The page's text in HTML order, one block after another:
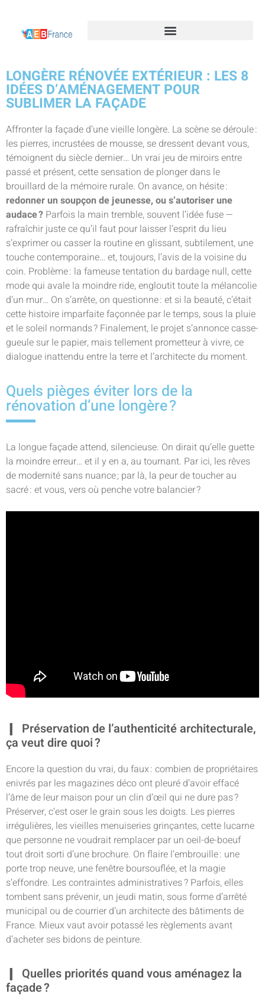
LONGÈRE RÉNOVÉE EXTÉRIEUR : LES 8
IDÉES D’AMÉNAGEMENT POUR
SUBLIMER LA FAÇADE
Affronter la façade d’une vieille longère. La scène se déroule :
les pierres, incrustées de mousse, se dressent devant vous,
témoignent du siècle dernier… Un vrai jeu de miroirs entre
passé et présent, cette sensation de plonger dans le
brouillard de la mémoire rurale. On avance, on hésite :
redonner un soupçon de jeunesse, ou s’autoriser une
audace ? Parfois la main tremble, souvent l’idée fuse —
rafraîchir juste ce qu’il faut pour laisser l’esprit du lieu
s’exprimer ou casser la routine en glissant, subtilement, une
touche contemporaine… et, toujours, l’avis de la voisine du
coin. Problème : la fameuse tentation du bardage null, cette
mode qui avale la moindre ride, engloutit toute la mélancolie
d’un mur… On s’arrête, on questionne : et si la beauté, c’était
cette histoire imparfaite façonnée par le temps, sous la pluie
et le soleil normands ? Finalement, le projet s’annonce casse-
gueule sur le papier, mais tellement prometteur à vivre, ce
dialogue inattendu entre la terre et l’architecte du moment.
Quels pièges éviter lors de la
rénovation d’une longère ?
La longue façade attend, silencieuse. On dirait qu’elle guette
la moindre erreur… et il y en a, au tournant. Par ici, les rêves
de modernité sans nuance ; par là, la peur de toucher au
sacré : et vous, vers où penche votre balancier ?
Préservation de l’authenticité architecturale,
ça veut dire quoi ?
Encore la question du vrai, du faux : combien de propriétaires
enivrés par les magazines déco ont pleuré d’avoir effacé
l’âme de leur maison pour un clin d’œil qui ne dure pas ?
Préserver, c’est oser le grain sous les doigts. Les pierres
irrégulières, les vieilles menuiseries grinçantes, cette lucarne
que personne ne voudrait remplacer par un oeil-de-boeuf
tout droit sorti d’une brochure. On flaire l’embrouille : une
porte trop neuve, une fenêtre boursouflée, et la magie
s’effondre. Les contraintes administratives ? Parfois, elles
tombent sans prévenir, un jeudi matin, sous forme d’arrêté
municipal ou de courrier d’un architecte des bâtiments de
France. Mieux vaut avoir potassé les règlements avant
d’acheter ses bidons de peinture.
Quelles priorités quand vous aménagez la
façade ?